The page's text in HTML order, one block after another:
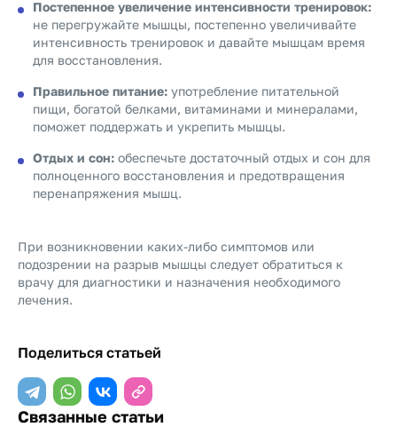
Постепенное увеличение интенсивности тренировок:
не перегружайте мышцы, постепенно увеличивайте
интенсивность тренировок и давайте мышцам время
для восстановления.
Правильное питание: употребление питательной
пищи, богатой белками, витаминами и минералами,
поможет поддержать и укрепить мышцы.
Отдых и сон: обеспечьте достаточный отдых и сон для
полноценного восстановления и предотвращения
перенапряжения мышц.
При возникновении каких-либо симптомов или
подозрении на разрыв мышцы следует обратиться к
врачу для диагностики и назначения необходимого
лечения.
Поделиться статьей
Связанные статьи